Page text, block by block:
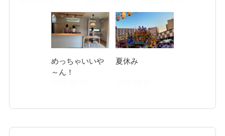
めっちゃいいや
～ん！
夏休み